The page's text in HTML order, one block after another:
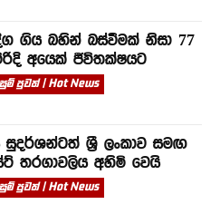
ගිය බහින් බස්වීමක් නිසා 77
අයෙක් ජීවිතක්ෂයට
පුවත් | Hot News
සුදර්ශන්ටත් ශ්‍රී ලංකාව සමඟ
තරගාවලිය අහිමි වෙයි
පුවත් | Hot News